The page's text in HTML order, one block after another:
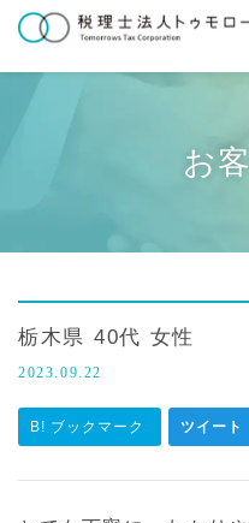
お
栃木県 40代 女性
2023.09.22
B! ブックマーク ツイート